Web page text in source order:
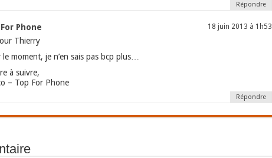
Répondre
Phone 18 juin 2013 à 1h53
Thierry
le moment, je n’en sais pas bcp plus…
à suivre,
– Top For Phone
Répondre